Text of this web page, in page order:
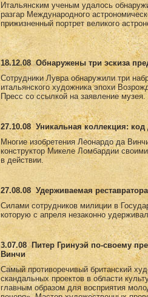
Итальянским ученым удалось
разгар Международного
прижизненный портрет великого
18.12.08 Обнаружены три эскиза
Сотрудники Лувра обнаружили три
итальянского художника эпохи
Пресс со ссылкой на заявление музея.
27.10.08 Уникальная коллекция:
Многие изобретения Леонардо да
конструктор Микеле Ломбардии
в действии.
27.08.08 Удерживаемая
Силами сотрудников милиции в
которую с апреля незаконно
3.07.08
Питер Гринуэй по-своему
Винчи
Самый противоречивый британский
скандальных проектов в области
главным образом для восприятия